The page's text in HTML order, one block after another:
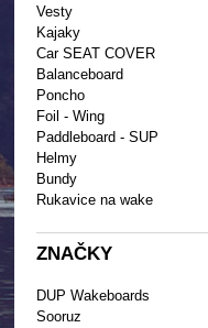
Vesty
Kajaky
Car SEAT COVER
Balanceboard
Poncho
Foil - Wing
Paddleboard - SUP
Helmy
Bundy
Rukavice na wake
ZNAČKY
DUP Wakeboards
Sooruz